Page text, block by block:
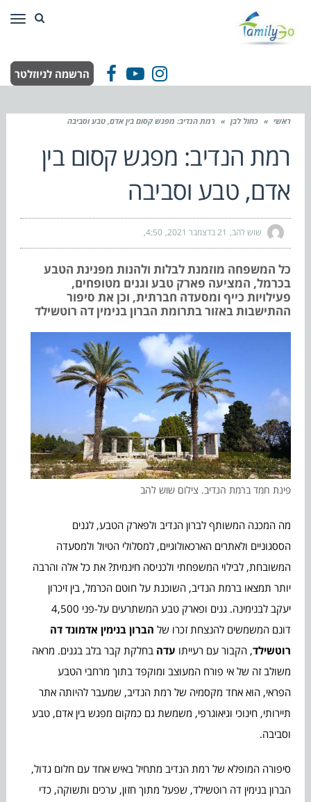
Facebook
YouTube
Instagram הרשמה לניוזלטר
ראשי » כחול לבן » רמת הנדיב: מפגש קסום בין אדם, טבע וסביבה
רמת הנדיב: מפגש קסום בין
אדם, טבע וסביבה
שוש להב 21 בדצמבר 2021 4:50
כל המשפחה מוזמנת לבלות ולהנות מפנינת הטבע
בכרמל, המציעה פארק טבע וגנים מטופחים,
פעילויות כייף ומסעדה חברתית, וכן את סיפור
ההתישבות באזור בתרומת הברון בנימין דה רוטשילד
פינת חמד ברמת הנדיב. צילום שוש להב
מה המכנה המשותף לברון הנדיב ולפארק הטבע, לגנים
הססגוניים ולאתרים הארכאולוגיים, למסלולי הטיול ולמסעדה
המשובחת, לבילוי המשפחתי ולכניסה חינמית? את כל אלה והרבה
יותר תמצאו ברמת הנדיב, השוכנת על חוטם הכרמל, בין זיכרון
יעקב לבנימינה. גנים ופארק טבע המשתרעים על-פני 4,500
דונם המשמשים להנצחת זכרו של הברון בנימין אדמונד דה
רוטשילד, הקבור עם רעייתו עדה בחלקת קבר בלב בגנים. מראה
משולב זה של אי פורח המעוצב ומוקפד בתוך מרחבי הטבע
הפראי, הוא אחד מקסמיה של רמת הנדיב, שמעבר להיותה אתר
תיירותי, חינוכי וגיאוגרפי, משמשת גם כמקום מפגש בין אדם, טבע
וסביבה.
סיפורה המופלא של רמת הנדיב מתחיל באיש אחד עם חלום גדול,
הברון בנימין דה רוטשילד, שפעל מתוך חזון, ערכים ותשוקה, כדי